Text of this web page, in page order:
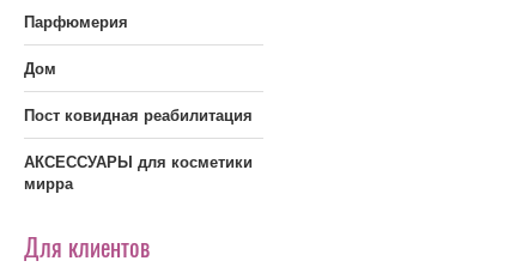
Парфюмерия
Дом
Пост ковидная реабилитация
АКСЕССУАРЫ для косметики
мирра
Для клиентов